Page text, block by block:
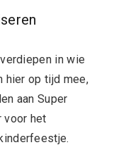
in wie
hier op tijd mee,
aan Super
voor het